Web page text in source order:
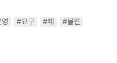
#요구 #떼
#불편